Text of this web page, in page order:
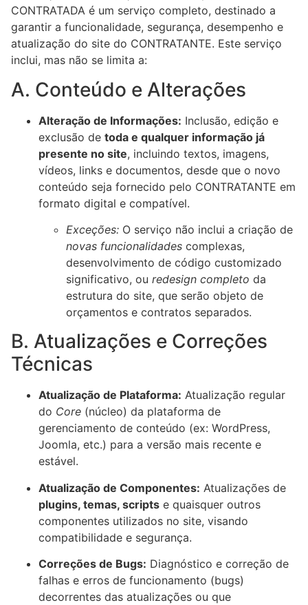
CONTRATADA é um serviço completo, destinado a
garantir a funcionalidade, segurança, desempenho e
atualização do site do CONTRATANTE. Este serviço
inclui, mas não se limita a:
A. Conteúdo e Alterações
Alteração de Informações: Inclusão, edição e
exclusão de toda e qualquer informação já
presente no site, incluindo textos, imagens,
vídeos, links e documentos, desde que o novo
conteúdo seja fornecido pelo CONTRATANTE em
formato digital e compatível.
Exceções: O serviço não inclui a criação de
novas funcionalidades complexas,
desenvolvimento de código customizado
significativo, ou redesign completo da
estrutura do site, que serão objeto de
orçamentos e contratos separados.
B. Atualizações e Correções
Técnicas
Atualização de Plataforma: Atualização regular
do Core (núcleo) da plataforma de
gerenciamento de conteúdo (ex: WordPress,
Joomla, etc.) para a versão mais recente e
estável.
Atualização de Componentes: Atualizações de
plugins, temas, scripts e quaisquer outros
componentes utilizados no site, visando
compatibilidade e segurança.
Correções de Bugs: Diagnóstico e correção de
falhas e erros de funcionamento (bugs)
decorrentes das atualizações ou que